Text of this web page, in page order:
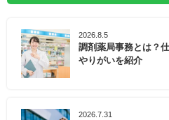
2026.8.5
調剤薬局事務とは？
やりがいを紹介
2026.7.31